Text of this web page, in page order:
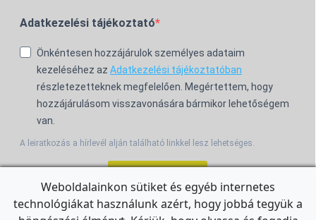
Adatkezelési tájékoztató
Önkéntesen hozzájárulok személyes adataim
kezeléséhez az Adatkezelési tájékoztatóban
részletezetteknek megfelelően. Megértettem, hogy
hozzájárulásom visszavonására bármikor lehetőségem
van.
A leiratkozás a hírlevél alján található linkkel lesz lehetséges.
For the English Newsletter, clickHERE.
Weboldalainkon sütiket és egyéb internetes
technológiákat használunk azért, hogy jobbá tegyük a